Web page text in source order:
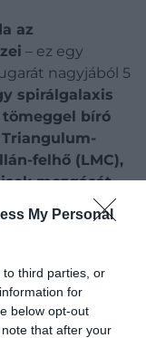
My Personal
third parties, or
for
below opt-out
that after your
az
– ez egy
nagyjából 5
spirálgalaxis
bíró
felhő (LMC),
mozgását